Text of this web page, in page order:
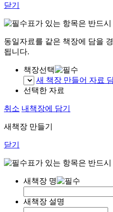
닫기
표가 있는 항목은 반드
동일자료를 같은 책장에 담을
됩니다.
책장선택
새 책장 만들어 자료 담
선택한 자료
취소 내책장에 담기
새책장 만들기
닫기
표가 있는 항목은 반드
새책장 명
새책장 설명